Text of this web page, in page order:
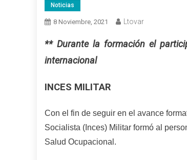
Noticias
8 Noviembre, 2021 Ltovar
** Durante la formación el
internacional
INCES MILITAR
Con el fin de seguir en el avance
Socialista (I nces) Militar formó al
Salud Ocupacional.